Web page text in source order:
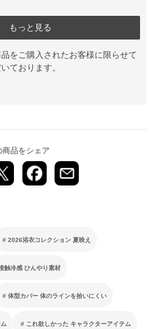
もっと見る
をご購入されたお客様に限らせて
ております。
商品をシェア
2026浴衣コレクション 夏映え
触冷感 ひんやり素材
体型カバー 体のラインを拾いにくい
これ欲しかった キャラクターアイテム